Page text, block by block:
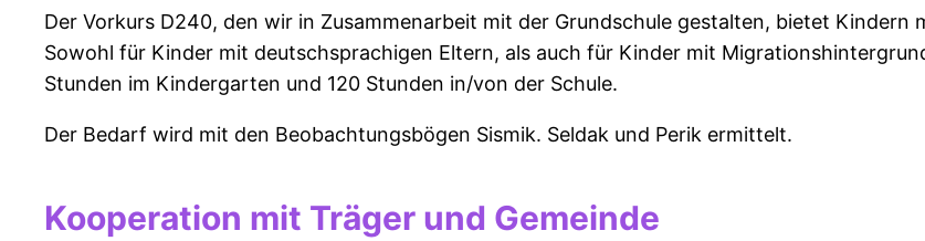
Der Vorkurs D240, den wir in Zusammenarbeit mit der Grundschule gestalten, bietet
Sowohl für Kinder mit deutschsprachigen Eltern, als auch für Kinder mit
Stunden im Kindergarten und 120 Stunden in/von der Schule.
Der Bedarf wird mit den Beobachtungsbögen Sismik. Seldak und Perik ermittelt.
Kooperation mit Träger und Gemeinde